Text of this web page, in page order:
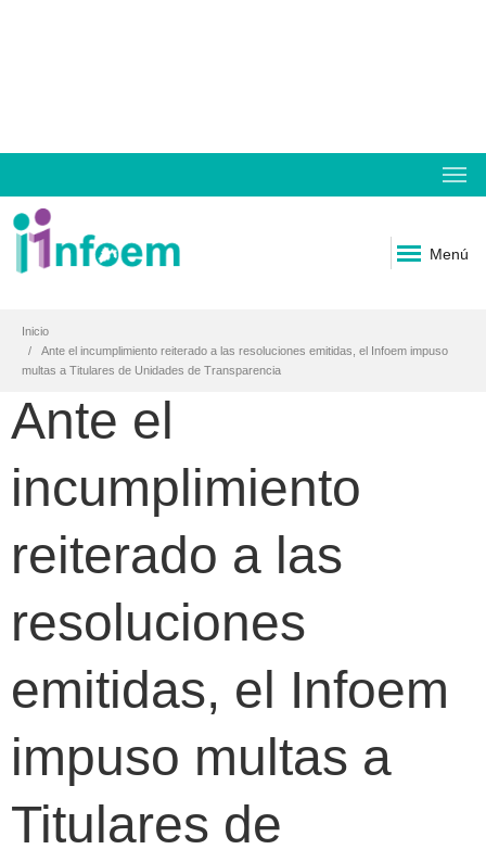
Menú
Inicio
Ante el incumplimiento reiterado a las resoluciones emitidas, el Infoem impuso
multas a Titulares de Unidades de Transparencia
Ante el
incumplimiento
reiterado a las
resoluciones
emitidas, el Infoem
impuso multas a
Titulares de